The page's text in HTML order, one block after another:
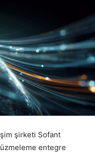
şirketi Sofant
entegre